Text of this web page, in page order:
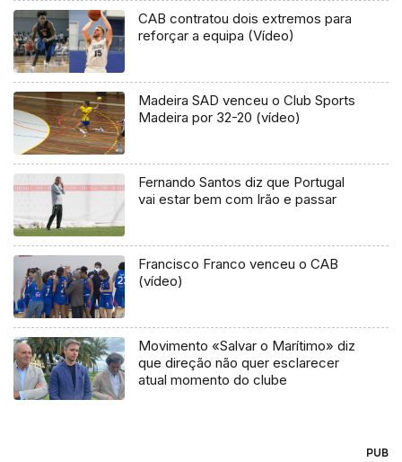
CAB contratou dois extremos para
reforçar a equipa (Vídeo)
Madeira SAD venceu o Club Sports
Madeira por 32-20 (vídeo)
Fernando Santos diz que Portugal
vai estar bem com Irão e passar
Francisco Franco venceu o CAB
(vídeo)
Movimento «Salvar o Marítimo» diz
que direção não quer esclarecer
atual momento do clube
PUB